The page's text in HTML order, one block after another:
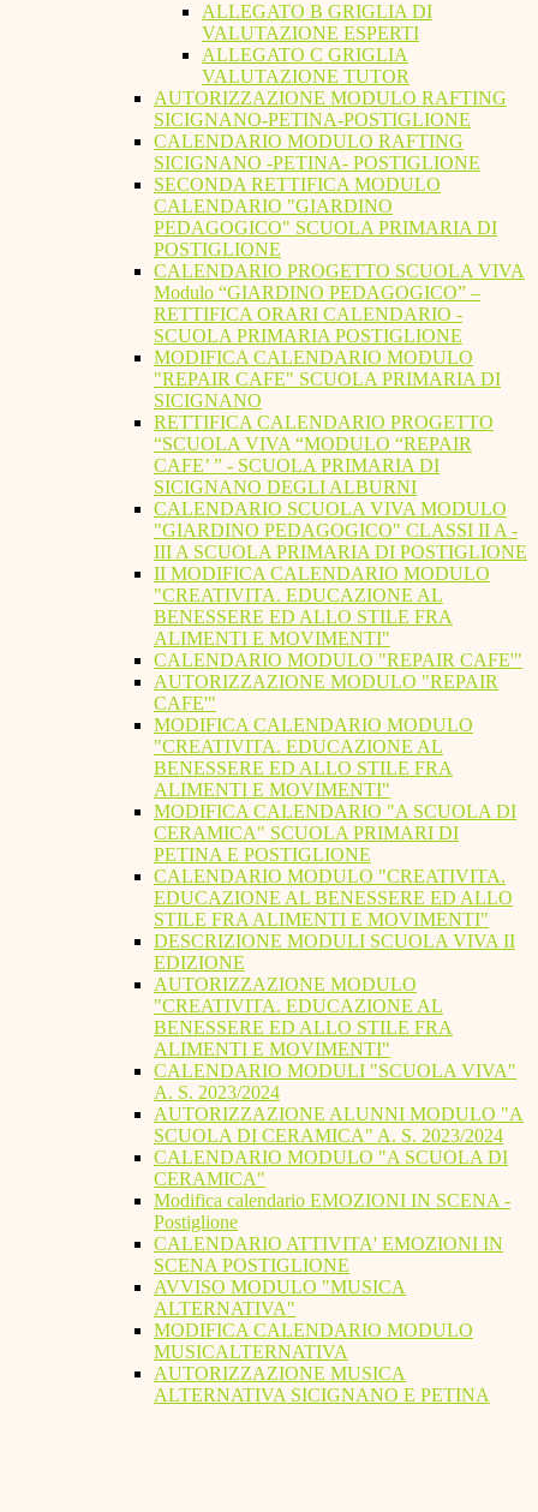
ALLEGATO B GRIGLIA DI
VALUTAZIONE ESPERTI
ALLEGATO C GRIGLIA
VALUTAZIONE TUTOR
AUTORIZZAZIONE MODULO RAFTING
SICIGNANO-PETINA-POSTIGLIONE
CALENDARIO MODULO RAFTING
SICIGNANO -PETINA- POSTIGLIONE
SECONDA RETTIFICA MODULO
CALENDARIO "GIARDINO
PEDAGOGICO" SCUOLA PRIMARIA DI
POSTIGLIONE
CALENDARIO PROGETTO SCUOLA VIVA
Modulo “GIARDINO PEDAGOGICO” –
RETTIFICA ORARI CALENDARIO -
SCUOLA PRIMARIA POSTIGLIONE
MODIFICA CALENDARIO MODULO
"REPAIR CAFE" SCUOLA PRIMARIA DI
SICIGNANO
RETTIFICA CALENDARIO PROGETTO
“SCUOLA VIVA “MODULO “REPAIR
CAFE’ ” - SCUOLA PRIMARIA DI
SICIGNANO DEGLI ALBURNI
CALENDARIO SCUOLA VIVA MODULO
"GIARDINO PEDAGOGICO" CLASSI II A -
III A SCUOLA PRIMARIA DI POSTIGLIONE
II MODIFICA CALENDARIO MODULO
"CREATIVITA. EDUCAZIONE AL
BENESSERE ED ALLO STILE FRA
ALIMENTI E MOVIMENTI"
CALENDARIO MODULO "REPAIR CAFE'"
AUTORIZZAZIONE MODULO "REPAIR
CAFE'"
MODIFICA CALENDARIO MODULO
"CREATIVITA. EDUCAZIONE AL
BENESSERE ED ALLO STILE FRA
ALIMENTI E MOVIMENTI"
MODIFICA CALENDARIO "A SCUOLA DI
CERAMICA" SCUOLA PRIMARI DI
PETINA E POSTIGLIONE
CALENDARIO MODULO "CREATIVITA.
EDUCAZIONE AL BENESSERE ED ALLO
STILE FRA ALIMENTI E MOVIMENTI"
DESCRIZIONE MODULI SCUOLA VIVA II
EDIZIONE
AUTORIZZAZIONE MODULO
"CREATIVITA. EDUCAZIONE AL
BENESSERE ED ALLO STILE FRA
ALIMENTI E MOVIMENTI"
CALENDARIO MODULI "SCUOLA VIVA"
A. S. 2023/2024
AUTORIZZAZIONE ALUNNI MODULO "A
SCUOLA DI CERAMICA" A. S. 2023/2024
CALENDARIO MODULO "A SCUOLA DI
CERAMICA"
Modifica calendario EMOZIONI IN SCENA -
Postiglione
CALENDARIO ATTIVITA' EMOZIONI IN
SCENA POSTIGLIONE
AVVISO MODULO "MUSICA
ALTERNATIVA"
MODIFICA CALENDARIO MODULO
MUSICALTERNATIVA
AUTORIZZAZIONE MUSICA
ALTERNATIVA SICIGNANO E PETINA